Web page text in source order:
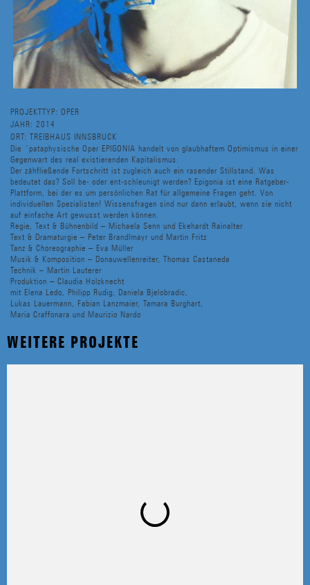
PROJEKTTYP: OPER
JAHR: 2014
ORT: TREIBHAUS INNSBRUCK
Die ´pataphysische Oper EPIGONIA handelt von glaubhaftem Optimismus in einer
Gegenwart des real existierenden Kapitalismus.
Der zähfließende Fortschritt ist zugleich auch ein rasender Stillstand. Was
bedeutet das? Soll be- oder ent-schleunigt werden? Epigonia ist eine Ratgeber-
Plattform, bei der es um persönlichen Rat für allgemeine Fragen geht. Von
individuellen Spezialisten! Wissensfragen sind nur dann erlaubt, wenn sie nicht
auf einfache Art gewusst werden können.
Regie, Text & Bühnenbild – Michaela Senn und Ekehardt Rainalter
Text & Dramaturgie – Peter Brandlmayr und Martin Fritz
Tanz & Choreographie – Eva Müller
Musik & Komposition – Donauwellenreiter, Thomas Castaneda
Technik – Martin Lauterer
Produktion – Claudia Holzknecht
mit Elena Ledo, Philipp Rudig, Daniela Bjelobradic,
Lukas Lauermann, Fabian Lanzmaier, Tamara Burghart,
Maria Craffonara und Maurizio Nardo
WEITERE PROJEKTE